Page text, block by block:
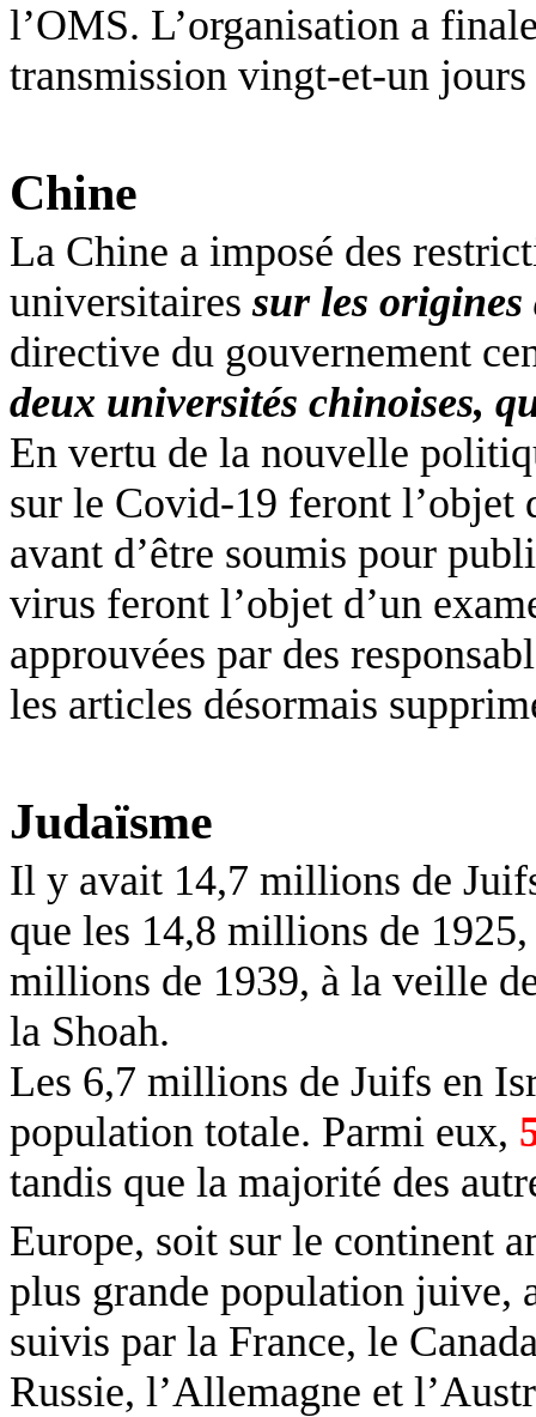
l’OMS. L’organisation a
transmission vingt-et-un
Chine
La Chine a imposé des
universitairessur les
directive du gouvernement
deux universités chinoises,
En vertu de la nouvelle
sur le Covid-19 feront l’objet
avant d’être soumis pour
virus feront l’objet d’un
approuvées par des
les articles désormais
Judaïsme
Il y avait 14,7 millions de
que les 14,8 millions de
millions de 1939, à la veille
la Shoah.
Les 6,7 millions de Juifs en
population totale. Parmi eux,
tandis que la majorité des
Europe, soit sur le continent
plus grande population juive,
suivis par la France, le
Russie, l’Allemagne et